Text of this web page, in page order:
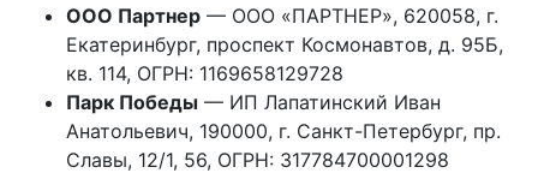
ООО Партнер — ООО «ПАРТНЕР», 620058, г.
Екатеринбург, проспект Космонавтов, д. 95Б,
кв. 114, ОГРН: 1169658129728
Парк Победы — ИП Лапатинский Иван
Анатольевич, 190000, г. Санкт-Петербург, пр.
Славы, 12/1, 56, ОГРН: 317784700001298